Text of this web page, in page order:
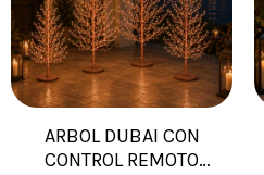
ARBOL DUBAI CON
CONTROL REMOTO